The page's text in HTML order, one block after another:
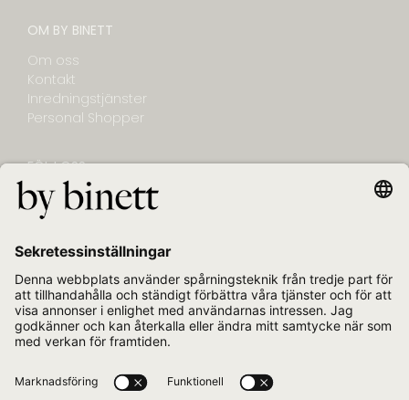
OM BY BINETT
Om oss
Kontakt
Inredningstjänster
Personal Shopper
FÖLJ OSS
NYHETSBREV
E-post
Jag bekräftar att jag vill